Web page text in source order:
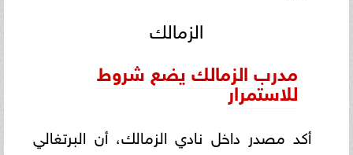
الزمالك
مدرب الزمالك يضع شروط
للاستمرار
أكد مصدر داخل نادي الزمالك، أن البرتغالي